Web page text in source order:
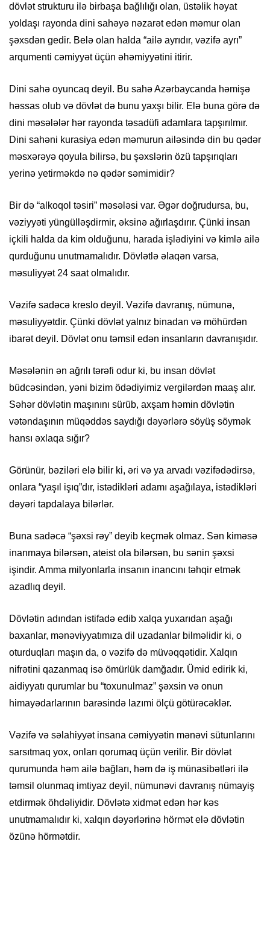
dövlət strukturu ilə birbaşa bağlılığı olan, üstəlik həyat
yoldaşı rayonda dini sahəyə nəzarət edən məmur olan
şəxsdən gedir. Belə olan halda “ailə ayrıdır, vəzifə ayrı”
arqumenti cəmiyyət üçün əhəmiyyətini itirir.
Dini sahə oyuncaq deyil. Bu sahə Azərbaycanda həmişə
həssas olub və dövlət də bunu yaxşı bilir. Elə buna görə də
dini məsələlər hər rayonda təsadüfi adamlara tapşırılmır.
Dini sahəni kurasiya edən məmurun ailəsində din bu qədər
məsxərəyə qoyula bilirsə, bu şəxslərin özü tapşırıqları
yerinə yetirməkdə nə qədər səmimidir?
Bir də “alkoqol təsiri” məsələsi var. Əgər doğrudursa, bu,
vəziyyəti yüngülləşdirmir, əksinə ağırlaşdırır. Çünki insan
içkili halda da kim olduğunu, harada işlədiyini və kimlə ailə
qurduğunu unutmamalıdır. Dövlətlə əlaqən varsa,
məsuliyyət 24 saat olmalıdır.
Vəzifə sadəcə kreslo deyil. Vəzifə davranış, nümunə,
məsuliyyətdir. Çünki dövlət yalnız binadan və möhürdən
ibarət deyil. Dövlət onu təmsil edən insanların davranışıdır.
Məsələnin ən ağrılı tərəfi odur ki, bu insan dövlət
büdcəsindən, yəni bizim ödədiyimiz vergilərdən maaş alır.
Səhər dövlətin maşınını sürüb, axşam həmin dövlətin
vətəndaşının müqəddəs saydığı dəyərlərə söyüş söymək
hansı əxlaqa sığır?
Görünür, bəziləri elə bilir ki, əri və ya arvadı vəzifədədirsə,
onlara “yaşıl işıq”dır, istədikləri adamı aşağılaya, istədikləri
dəyəri tapdalaya bilərlər.
Buna sadəcə “şəxsi rəy” deyib keçmək olmaz. Sən kiməsə
inanmaya bilərsən, ateist ola bilərsən, bu sənin şəxsi
işindir. Amma milyonlarla insanın inancını təhqir etmək
azadlıq deyil.
Dövlətin adından istifadə edib xalqa yuxarıdan aşağı
baxanlar, mənəviyyatımıza dil uzadanlar bilməlidir ki, o
oturduqları maşın da, o vəzifə də müvəqqətidir. Xalqın
nifrətini qazanmaq isə ömürlük damğadır. Ümid edirik ki,
aidiyyatı qurumlar bu “toxunulmaz” şəxsin və onun
himayədarlarının barəsində lazımi ölçü götürəcəklər.
Vəzifə və səlahiyyət insana cəmiyyətin mənəvi sütunlarını
sarsıtmaq yox, onları qorumaq üçün verilir. Bir dövlət
qurumunda həm ailə bağları, həm də iş münasibətləri ilə
təmsil olunmaq imtiyaz deyil, nümunəvi davranış nümayiş
etdirmək öhdəliyidir. Dövlətə xidmət edən hər kəs
unutmamalıdır ki, xalqın dəyərlərinə hörmət elə dövlətin
özünə hörmətdir.